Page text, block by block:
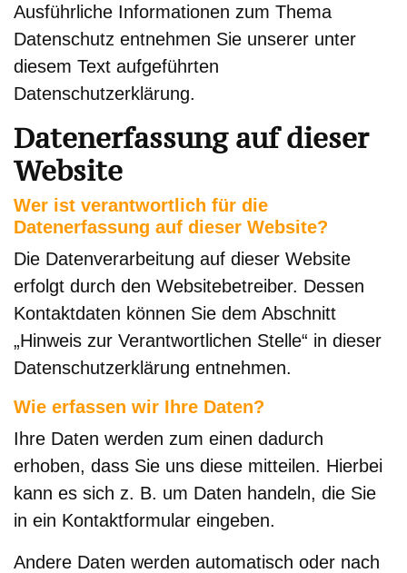
Ausführliche Informationen zum Thema
Datenschutz entnehmen Sie unserer unter
diesem Text aufgeführten
Datenschutzerklärung.
Datenerfassung auf dieser
Website
Wer ist verantwortlich für die
Datenerfassung auf dieser Website?
Die Datenverarbeitung auf dieser Website
erfolgt durch den Websitebetreiber. Dessen
Kontaktdaten können Sie dem Abschnitt
„Hinweis zur Verantwortlichen Stelle“ in dieser
Datenschutzerklärung entnehmen.
Wie erfassen wir Ihre Daten?
Ihre Daten werden zum einen dadurch
erhoben, dass Sie uns diese mitteilen. Hierbei
kann es sich z. B. um Daten handeln, die Sie
in ein Kontaktformular eingeben.
Andere Daten werden automatisch oder nach